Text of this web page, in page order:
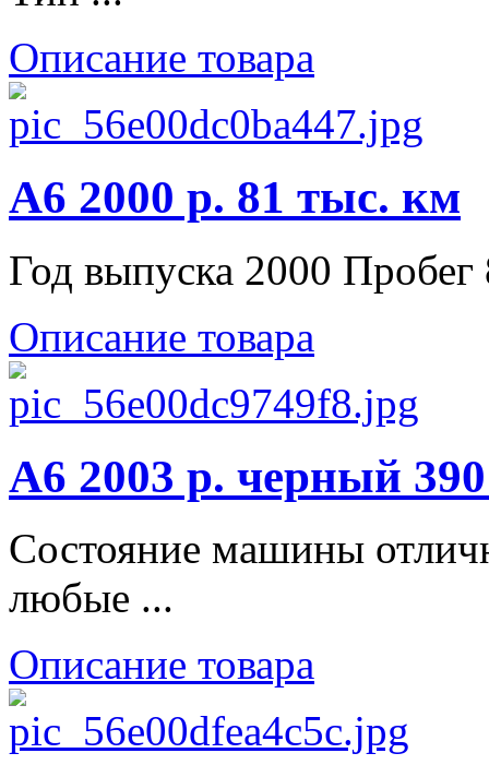
Описание товара
A6 2000 р. 81 тыс. км
Год выпуска 2000
Описание товара
A6 2003 р. черный
Состояние машины
любые ...
Описание товара